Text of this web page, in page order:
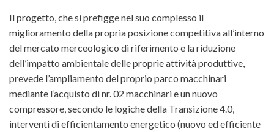
Il progetto, che si prefigge nel suo complesso il
miglioramento della propria posizione competitiva all’interno
del mercato merceologico di riferimento e la riduzione
dell’impatto ambientale delle proprie attività produttive,
prevede l’ampliamento del proprio parco macchinari
mediante l’acquisto di nr. 02 macchinari e un nuovo
compressore, secondo le logiche della Transizione 4.0,
interventi di efficientamento energetico (nuovo ed efficiente